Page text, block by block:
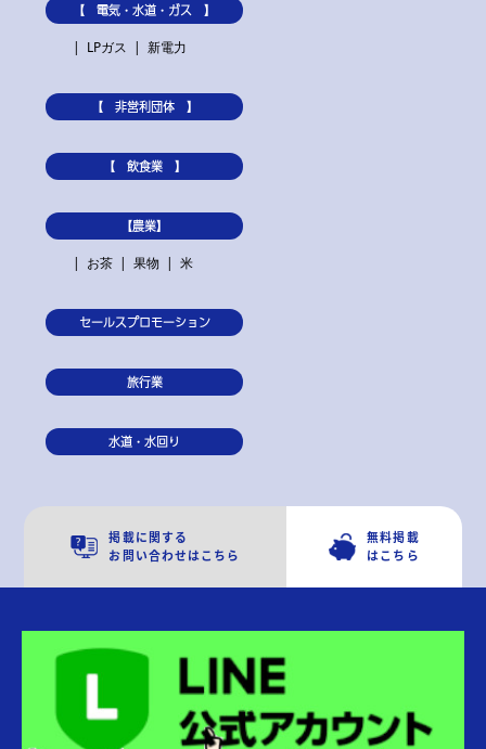
【 電気・水道・ガス 】
LPガス
新電力
【 非営利団体 】
【 飲食業 】
【農業】
お茶
果物 米
セールスプロモーション
旅行業
水道・水回り
掲載に関する
お問い合わせはこちら
無料掲載
はこちら